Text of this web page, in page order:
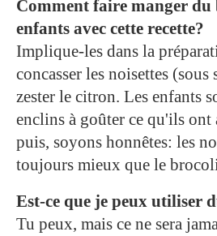
Comment faire manger du
enfants avec cette recette?
Implique-les dans la
concasser les noisettes
zester le citron. Les enfants
enclins à goûter ce qu'ils ont
puis, soyons honnêtes: les
toujours mieux que le
Est-ce que je peux utiliser
Tu peux, mais ce ne sera